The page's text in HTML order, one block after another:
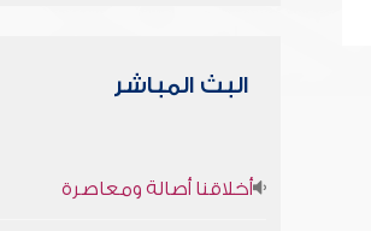
البث المباشر
أخلاقنا أصالة ومعاصرة